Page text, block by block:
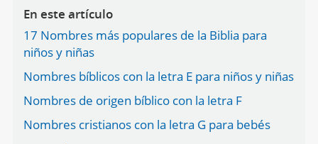
En este artículo
17 Nombres más populares de la Biblia para
niños y niñas
Nombres bíblicos con la letra E para niños y niñas
Nombres de origen bíblico con la letra F
Nombres cristianos con la letra G para bebés